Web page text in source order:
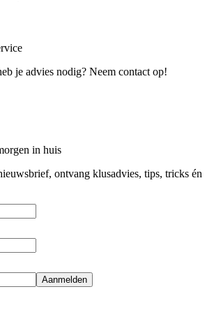
je advies nodig? Neem contact op!
in huis
ontvang klusadvies, tips, tricks én
Aanmelden